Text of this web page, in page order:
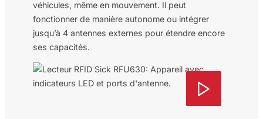
véhicules, même en mouvement. Il peut
fonctionner de manière autonome ou intégrer
jusqu’à 4 antennes externes pour étendre encore
ses capacités.